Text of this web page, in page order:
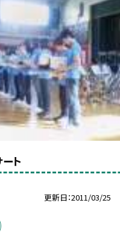
ト
更新日 2011/03/25